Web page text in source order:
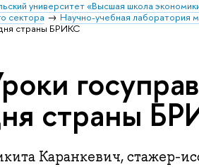
университет «Высшая школа
сектора
Научно-учебная лаборатория
страны БРИКС
страны
Каранкевич, стажер-